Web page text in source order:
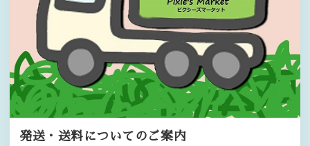
発送・送料についてのご案内